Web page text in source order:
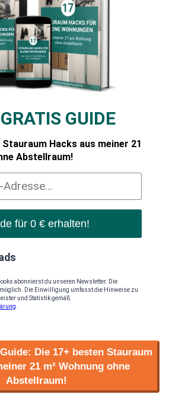
GRATIS GUIDE
Stauraum Hacks aus meiner 21
Abstellraum!
für 0 € erhalten!
abonnierst du unseren Newsletter. Die
Die Einwilligung umfasst die Hinweise zu
und Statistik gemäß
Die 17+ besten Stauraum
21 m² Wohnung ohne
Abstellraum!